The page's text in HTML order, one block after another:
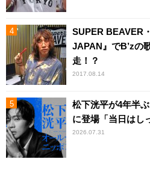
SUPER BEAVER
JAPAN』でB’zの
走！？
2017.08.14
松下洸平が4年半
に登場「当日はし
2026.07.31